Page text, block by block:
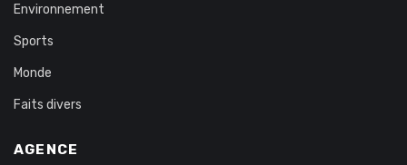
Environnement
Sports
Monde
Faits divers
AGENCE